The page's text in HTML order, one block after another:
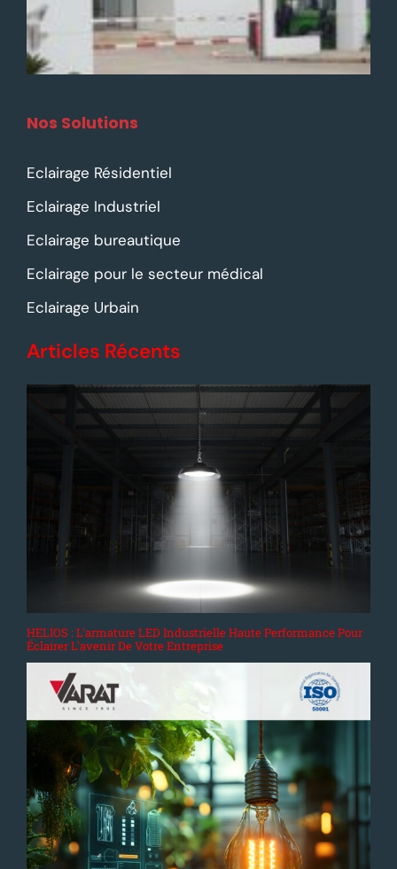
Nos Solutions
Eclairage Résidentiel
Eclairage Industriel
Eclairage bureautique
Eclairage pour le secteur médical
Eclairage Urbain
Articles Récents
HELIOS : L'armature LED Industrielle Haute Performance Pour
Éclairer L'avenir De Votre Entreprise